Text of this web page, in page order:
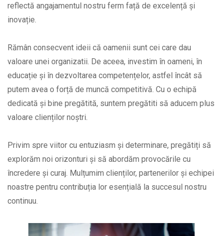
reflectă angajamentul nostru ferm față de excelență și
inovație.
Rămân consecvent ideii că oamenii sunt cei care dau
valoare unei organizatii. De aceea, investim în oameni, în
educație și în dezvoltarea competențelor, astfel încât să
putem avea o forță de muncă competitivă. Cu o echipă
dedicată și bine pregătită, suntem pregătiti să aducem plus
valoare clienților noștri.
Privim spre viitor cu entuziasm și determinare, pregătiți să
explorăm noi orizonturi și să abordăm provocările cu
încredere și curaj. Mulțumim clienților, partenerilor și echipei
noastre pentru contribuția lor esențială la succesul nostru
continuu.